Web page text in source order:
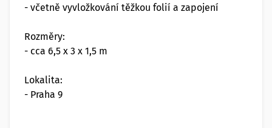
- včetně vyvložkování těžkou folií a zapojení
Rozměry:
- cca 6,5 x 3 x 1,5 m
Lokalita:
- Praha 9